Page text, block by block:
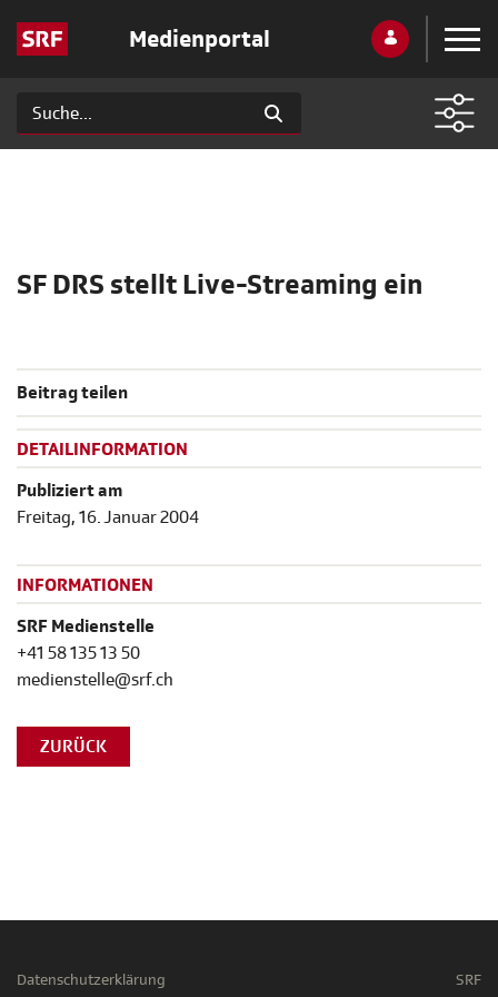
Medienportal
SF DRS stellt Live-Streaming ein
Beitrag teilen
DETAILINFORMATION
Publiziert am
Freitag, 16. Januar 2004
INFORMATIONEN
SRF Medienstelle
+41 58 135 13 50
medienstelle@srf.ch
ZURÜCK
Datenschutzerklärung SRF